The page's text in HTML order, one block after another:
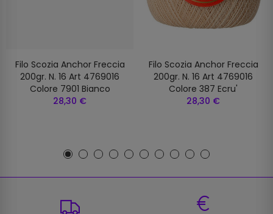
Filo Scozia Anchor Freccia
200gr. N. 16 Art 4769016
Colore 7901 Bianco
28,30 €
Filo Scozia Anchor Freccia
200gr. N. 16 Art 4769016
Colore 387 Ecru'
28,30 €